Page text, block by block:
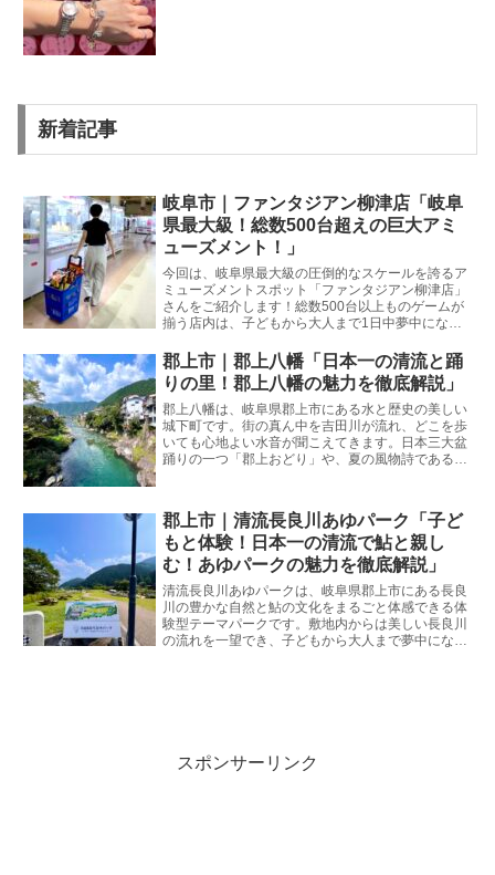
新着記事
岐阜市｜ファンタジアン柳津店「岐阜
県最大級！総数500台超えの巨大アミ
ューズメント！」
今回は、岐阜県最大級の圧倒的なスケールを誇るア
ミューズメントスポット「ファンタジアン柳津店」
さんをご紹介します！総数500台以上ものゲームが
揃う店内は、子どもから大人まで1日中夢中になっ
けや雨の日のレジャーにもぴったりの魅力を徹底解
説します！
郡上市｜郡上八幡「日本一の清流と踊
りの里！郡上八幡の魅力を徹底解説」
郡上八幡は、岐阜県郡上市にある水と歴史の美しい
城下町です。街の真ん中を吉田川が流れ、どこを歩
いても心地よい水音が聞こえてきます。日本三大盆
踊りの一つ「郡上おどり」や、夏の風物詩である子
ないためのリアルな情報と魅力をたっぷりとお伝え
します。
郡上市｜清流長良川あゆパーク「子ど
もと体験！日本一の清流で鮎と親し
む！あゆパークの魅力を徹底解説」
清流長良川あゆパークは、岐阜県郡上市にある長良
川の豊かな自然と鮎の文化をまるごと体感できる体
験型テーマパークです。敷地内からは美しい長良川
の流れを一望でき、子どもから大人まで夢中になれ
スポンサーリンク